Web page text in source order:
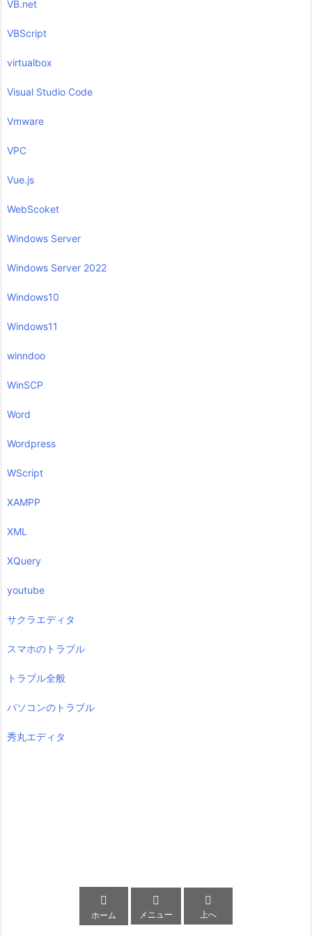
VB.net
VBScript
virtualbox
Visual Studio Code
Vmware
VPC
Vue.js
WebScoket
Windows Server
Windows Server 2022
Windows10
Windows11
winndoo
WinSCP
Word
Wordpress
WScript
XAMPP
XML
XQuery
youtube
サクラエディタ
スマホのトラブル
トラブル全般
パソコンのトラブル
秀丸エディタ

ホーム

メニュー

上へ